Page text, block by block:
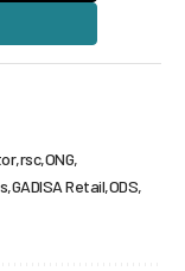
rsc ONG
GADISA Retail ODS